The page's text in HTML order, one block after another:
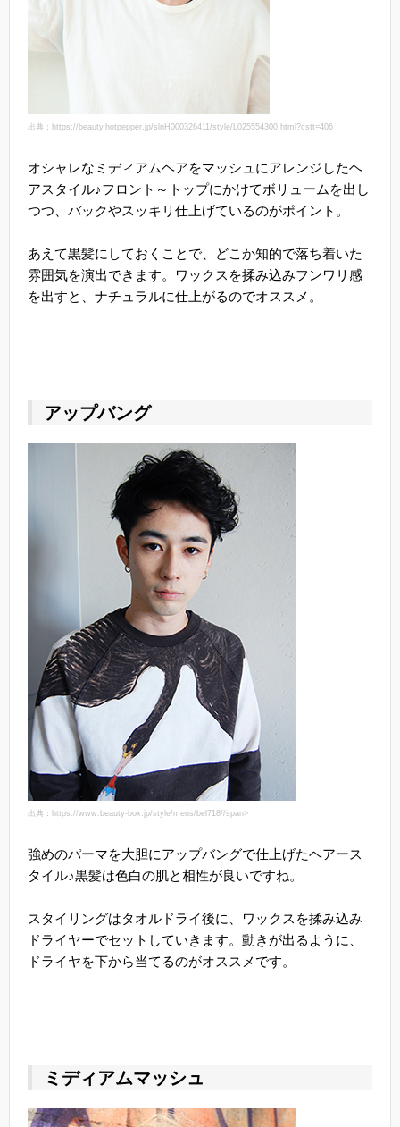
出典：https://beauty.hotpepper.jp/slnH000326411/style/L025554300.html?cstt=406
オシャレなミディアムヘアをマッシュにアレンジしたヘ
アスタイル♪フロント～トップにかけてボリュームを出し
つつ、バックやスッキリ仕上げているのがポイント。
あえて黒髪にしておくことで、どこか知的で落ち着いた
雰囲気を演出できます。ワックスを揉み込みフンワリ感
を出すと、ナチュラルに仕上がるのでオススメ。
アップバング
出典：https://www.beauty-box.jp/style/mens/bel718//span>
強めのパーマを大胆にアップバングで仕上げたヘアース
タイル♪黒髪は色白の肌と相性が良いですね。
スタイリングはタオルドライ後に、ワックスを揉み込み
ドライヤーでセットしていきます。動きが出るように、
ドライヤを下から当てるのがオススメです。
ミディアムマッシュ